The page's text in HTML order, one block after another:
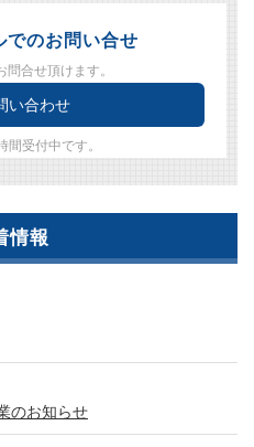
でのお問い合せ
問合せ頂けます。
い合わせ
受付中です。
情報
のお知らせ